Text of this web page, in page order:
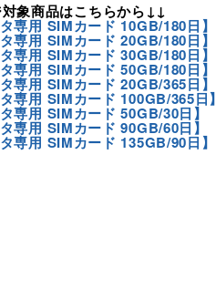
象商品はこちらから↓↓
専用 SIMカード 10GB/180日】
専用 SIMカード 20GB/180日】
専用 SIMカード 30GB/180日】
専用 SIMカード 50GB/180日】
専用 SIMカード 20GB/365日】
専用 SIMカード 100GB/365日】
専用 SIMカード 50GB/30日】
専用 SIMカード 90GB/60日】
専用 SIMカード 135GB/90日】